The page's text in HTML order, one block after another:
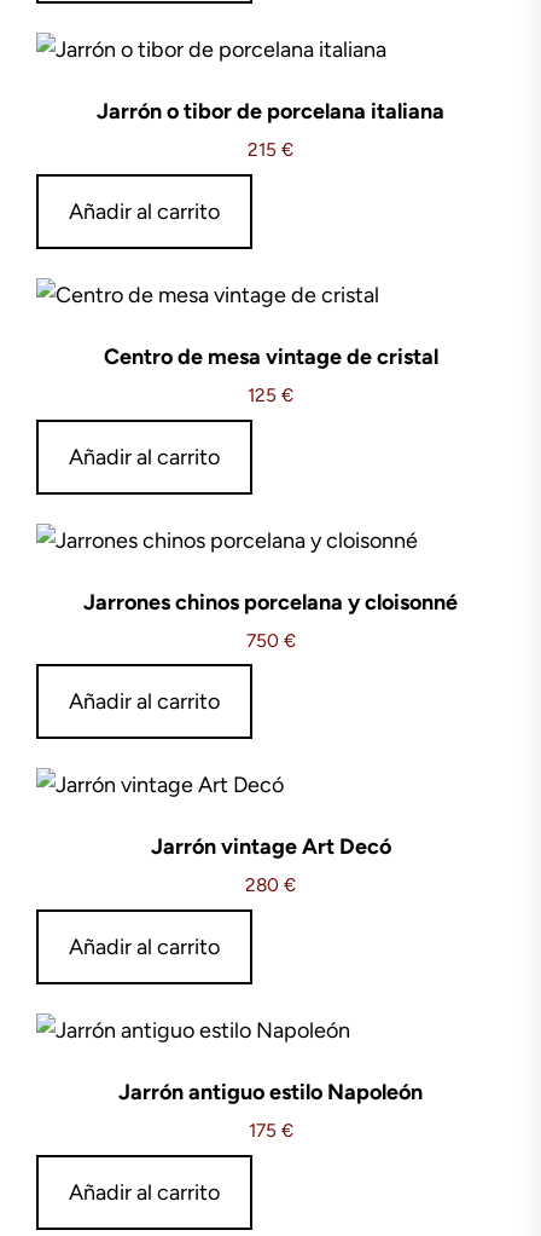
Jarrón o tibor de porcelana italiana
215 €
Añadir al carrito
Centro de mesa vintage de cristal
125 €
Añadir al carrito
Jarrones chinos porcelana y cloisonné
750 €
Añadir al carrito
Jarrón vintage Art Decó
280 €
Añadir al carrito
Jarrón antiguo estilo Napoleón
175 €
Añadir al carrito